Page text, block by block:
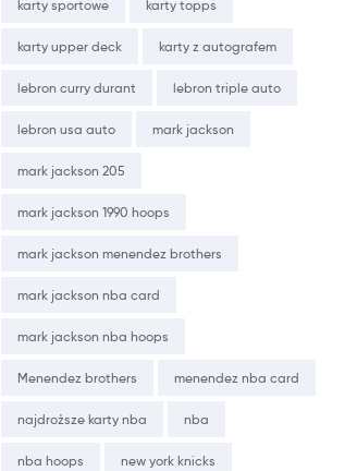
karty sportowe karty topps
karty upper deck karty z autografem
lebron curry durant lebron triple auto
lebron usa auto mark jackson
mark jackson 205
mark jackson 1990 hoops
mark jackson menendez brothers
mark jackson nba card
mark jackson nba hoops
Menendez brothers menendez nba card
najdroższe karty nba nba
nba hoops new york knicks